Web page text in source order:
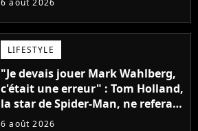
6 août 2026
LIFESTYLE
"Je devais jouer Mark Wahlberg,
c'était une erreur" : Tom Holland,
la star de Spider-Man, ne referait
pas ce blockbuster
6 août 2026